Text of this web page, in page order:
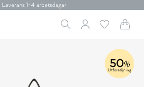
Leverans 1-4 arbetsdagar
Vi donerar till cancerforskning
30 dagars retur
50%
Utförsäljning